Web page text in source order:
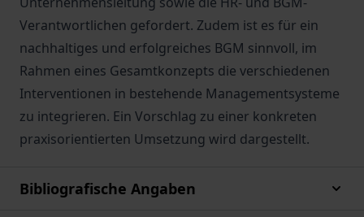
Verantwortlichen gefordert. Zudem ist es für ein
nachhaltiges und erfolgreiches BGM sinnvoll, im
Rahmen eines Gesamtkonzepts die verschiedenen
Interventionen in bestehende Managementsysteme
zu integrieren. Ein Vorschlag zu einer konkreten
praxisorientierten Umsetzung wird dargestellt.
Bibliografische Angaben